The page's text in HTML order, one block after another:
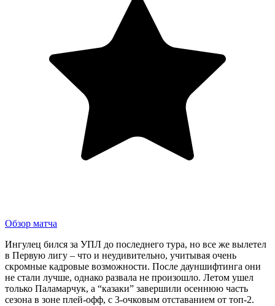
Обзор матча
Ингулец бился за УПЛ до последнего тура, но все же вылетел
в Первую лигу – что и неудивительно, учитывая очень
скромные кадровые возможности. После дауншифтинга они
не стали лучше, однако развала не произошло. Летом ушел
только Паламарчук, а “казаки” завершили осеннюю часть
сезона в зоне плей-офф, с 3-очковым отставанием от топ-2.